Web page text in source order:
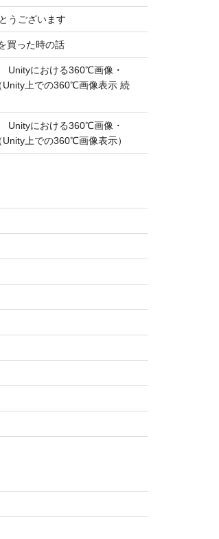
うございます
買った時の話
Unityにおける360℃画像・
Unity上での360℃画像表示 続
Unityにおける360℃画像・
上での360℃画像表示）